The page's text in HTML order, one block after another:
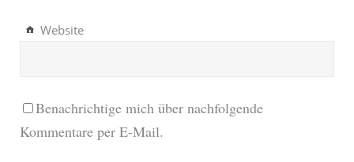
Website
Benachrichtige mich über nachfolgende
Kommentare per E-Mail.